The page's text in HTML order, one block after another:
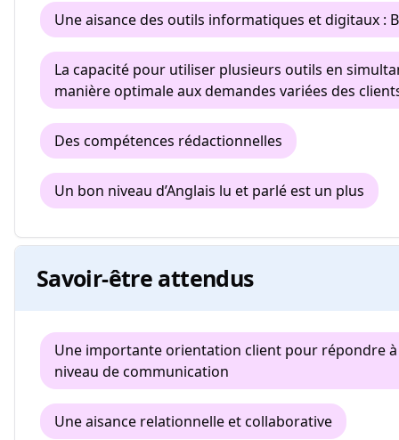
Une aisance des outils informatiques et digitaux :
La capacité pour utiliser plusieurs outils en
manière optimale aux demandes variées des
Des compétences rédactionnelles
Un bon niveau d’Anglais lu et parlé est un plus
Savoir-être attendus
Une importante orientation client pour répondre
niveau de communication
Une aisance relationnelle et collaborative